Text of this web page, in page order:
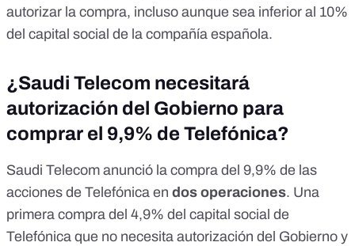
autorizar la compra, incluso aunque sea inferior al 10%
del capital social de la compañía española.
¿Saudi Telecom necesitará
autorización del Gobierno para
comprar el 9,9% de Telefónica?
Saudi Telecom anunció la compra del 9,9% de las
acciones de Telefónica en dos operaciones. Una
primera compra del 4,9% del capital social de
Telefónica que no necesita autorización del Gobierno y